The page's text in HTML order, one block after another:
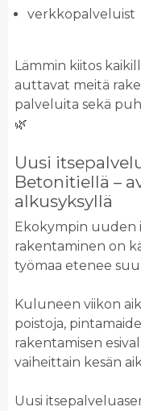
verkkopalveluist
Lämmin kiitos
auttavat meitä
palveluita sekä
🌿
Uusi
Betonitiellä –
alkusyksyllä
Ekokympin uuden
rakentaminen on
työmaa etenee
Kuluneen viikon
poistoja,
rakentamisen
vaiheittain kesän
Uusi